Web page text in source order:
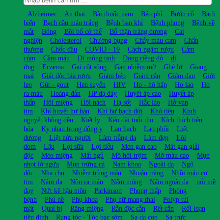
Alzheimer An thai Bài thuốc nam Béo phì Bướu cổ
Bạch
biến
Bạch cầu máu trắng Bệnh ban khỉ Bệnh phong
Bệnh về
mắt
Bỏng Bồi bổ cở thể Bổ thận tráng dương
Cai
nghiện
Cholesterol Chướng bụng Chảy máu cam
Chấn
thương
Chốc đầu COVID - 19 Cách ngâm rượu
Cảm
cúm
Cầm máu Di mộng tinh Dong riềng đỏ
dị
ứng
Eczema Gai cột sống Gan nhiễm mỡ Ghẻ lở
Giang
mai
Giải độc bia rượu Giảm béo Giảm cân Giảm đau
Giời
leo
Gút - gout Hen suyễn HIV Ho - hô hấp Ho lao
Ho
ra máu
Hoàng đản HP dạ dày Huyết áp cao
Huyết áp
thấp
Hôi miệng Hôi nách Hạ sốt Hắc lào
Hở van
tim
Khí huyết hư hàn Khí hư bạch đới Khó tiêu
Kinh
nguyệt không đều
Kiết lỵ Kéo dài tuổi thọ
Kích thích tiêu
hóa
Kỵ nhau trong đông y Lao hạch Lao phổi
Liệt
dương
Liệt nửa người Làm trắng da Làm đẹp
Lòi
dom
Lậu Lợi sữa Lợi tiểu Men gan cao
Mát gan giải
độc
Méo miệng Mất ngủ Mồ hôi trộm Mỡ máu cao
Mụn
nhọt lở ngứa
Mụn trứng cá Nam khoa Ngoài da
Ngộ
độc
Nha chu Nhiễm trùng máu Nhuận tràng
Nhồi máu cơ
tim
Nám da Nôn ra máu Nấm móng Nấm ngoài da
nổi mề
đay
Nứt kẽ hậu môn Parkinson Phong thấp
Phòng
bệnh
Phù nề Phụ khoa Phụ nữ mang thai
Polyp túi
mật
Quai bị Răng miệng Rắn độc cắn Rết cắn
Rối loạn
tiền đình
Rụng tóc - Tóc bạc sớm Sa dạ con
Sa trực